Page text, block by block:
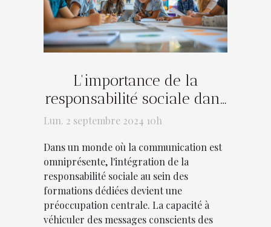
L'importance de la
responsabilité sociale dans
les formations de
Lun. 2 septembre 2024 10h
Dans un monde où la communication est
omniprésente, l'intégration de la
responsabilité sociale au sein des
formations dédiées devient une
préoccupation centrale. La capacité à
véhiculer des messages conscients des